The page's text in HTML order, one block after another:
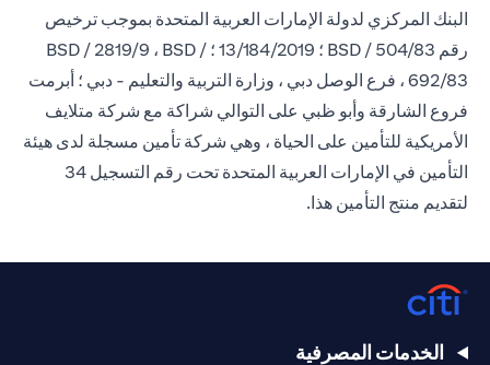
البنك المركزي لدولة الإمارات العربية المتحدة بموجب ترخيص
رقم BSD / 504/83 ؛ 13/184/2019 ؛ BSD / 2819/9 ، BSD /
692/83 ، فرع الوصل دبي ، وزارة التربية والتعليم - دبي ؛ أبرمت
فروع الشارقة وأبو ظبي على التوالي شراكة مع شركة متلايف
الأمريكية للتأمين على الحياة ، وهي شركة تأمين مسجلة لدى هيئة
التأمين في الإمارات العربية المتحدة تحت رقم التسجيل 34
لتقديم منتج التأمين هذا.
الخدمات المصرفية